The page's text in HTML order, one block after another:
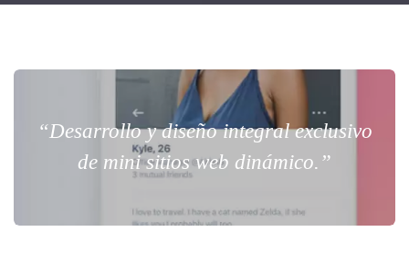
“Desarrollo y diseño integral exclusivo
de mini sitios web dinámico.”